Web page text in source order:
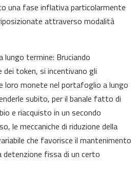
una fase inflativa particolarmente
attraverso modalità
lungo termine: Bruciando
token, si incentivano gli
loro monete nel portafoglio a lungo
subito, per il banale fatto di
e riacquisto in un secondo
le meccaniche di riduzione della
che favorisce il mantenimento
detenzione fissa di un certo